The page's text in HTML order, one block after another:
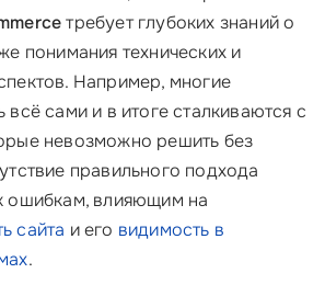
требует глубоких знаний о
понимания технических и
Например, многие
всё сами и в итоге сталкиваются с
невозможно решить без
правильного подхода
ошибкам, влияющим на
сайта и его видимость в
.